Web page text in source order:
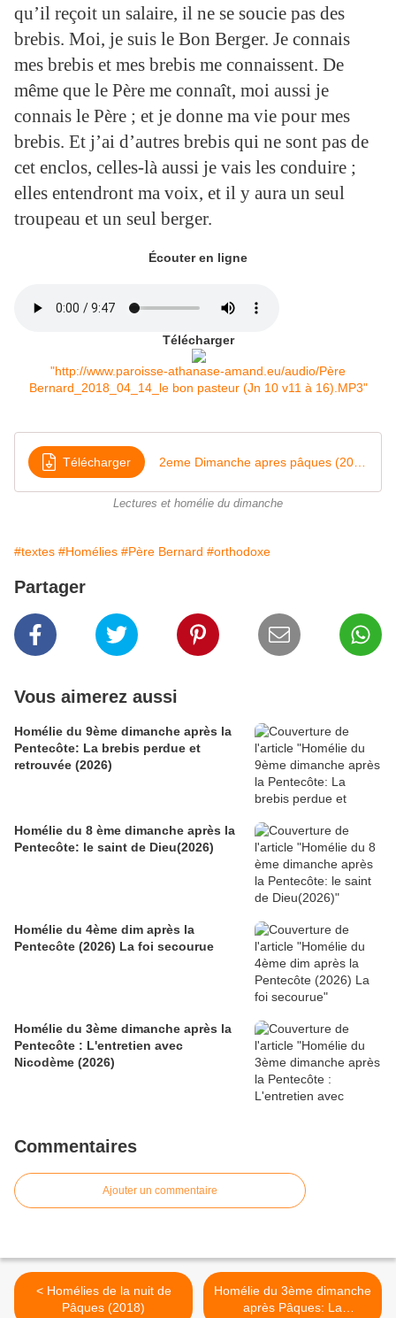
qu’il reçoit un salaire, il ne se soucie pas des
brebis. Moi, je suis le Bon Berger. Je connais
mes brebis et mes brebis me connaissent. De
même que le Père me connaît, moi aussi je
connais le Père ; et je donne ma vie pour mes
brebis. Et j’ai d’autres brebis qui ne sont pas de
cet enclos, celles-là aussi je vais les conduire ;
elles entendront ma voix, et il y aura un seul
troupeau et un seul berger.
Écouter en ligne
Télécharger
"http://www.paroisse-athanase-amand.eu/audio/Père
Bernard_2018_04_14_le bon pasteur (Jn 10 v11 à 16).MP3"
Télécharger
Lectures et homélie du dimanche
#textes #Homélies #Père Bernard #orthodoxe
Partager
Vous aimerez aussi
Homélie du 9ème dimanche après la
Pentecôte: La brebis perdue et
retrouvée (2026)
Homélie du 8 ème dimanche après la
Pentecôte: le saint de Dieu(2026)
Homélie du 4ème dim après la
Pentecôte (2026) La foi secourue
Homélie du 3ème dimanche après la
Pentecôte : L'entretien avec
Nicodème (2026)
Commentaires
Ajouter un commentaire
< Homélies de la nuit de
Pâques (2018)
Homélie du 3ème dimanche
après Pâques: La